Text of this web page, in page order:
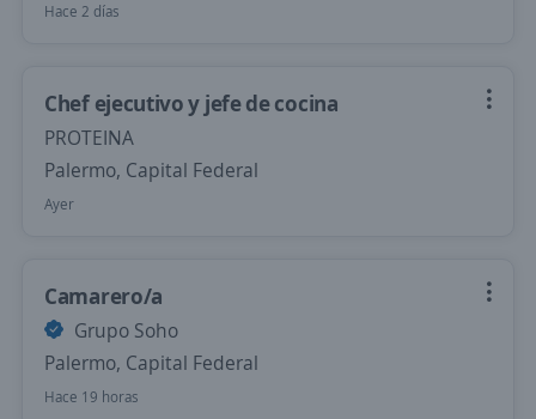
Hace 2 días
Chef ejecutivo y jefe de cocina
PROTEINA
Palermo, Capital Federal
Ayer
Camarero/a
Grupo Soho
Palermo, Capital Federal
Hace 19 horas